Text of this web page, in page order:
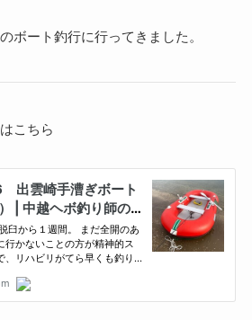
ボート釣行に行ってきました。
こちら